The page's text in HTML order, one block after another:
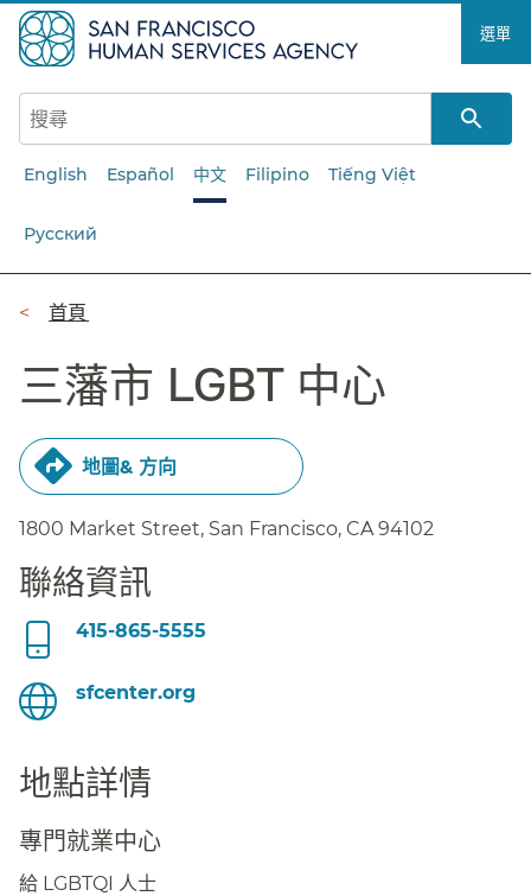
至
主
要
選單​​
English Español 中文 Filipino Tiếng Việt
Русский
導
列​​
首頁​​
三藩市 LGBT 中心​​
地圖& 方向​​
1800 Market Street, San Francisco, CA 94102
聯絡資訊​​
415-865-5555
sfcenter.org​​
地點詳情​​
專門就業中心​​
給 LGBTQI 人士​​